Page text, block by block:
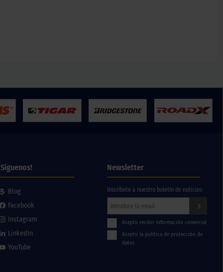
Blog
Facebook
Instagram
LinkedIn
YouTube
Newsletter
Inscríbete a nuestro boletín de noticias:
Acepto recibir información comercial
Acepto la política de protección de
datos